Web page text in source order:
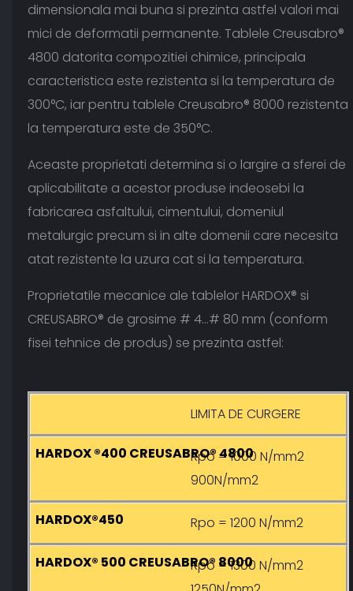
dimensionala mai buna si prezinta astfel valori mai
mici de deformatii permanente. Tablele Creusabro®
4800 datorita compozitiei chimice, principala
caracteristica este rezistenta si la temperatura de
300°C, iar pentru tablele Creusabro® 8000 rezistenta
la temperatura este de 350°C.
Aceaste proprietati determina si o largire a sferei de
aplicabilitate a acestor produse indeosebi la
fabricarea asfaltului, cimentului, domeniul
metalurgic precum si in alte domenii care necesita
atat rezistente la uzura cat si la temperatura.
Proprietatile mecanice ale tablelor HARDOX® si
CREUSABRO® de grosime # 4…# 80 mm (conform
fisei tehnice de produs) se prezinta astfel:
LIMITA DE CURGERE
Rpo = 1000 N/mm2
900N/mm2
Rpo = 1200 N/mm2
Rpo = 1300 N/mm2